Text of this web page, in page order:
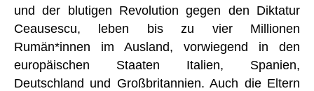
und der blutigen Revolution gegen den Diktatur
Ceausescu, leben bis zu vier Millionen
Rumän*innen im Ausland, vorwiegend in den
europäischen Staaten Italien, Spanien,
Deutschland und Großbritannien. Auch die Eltern